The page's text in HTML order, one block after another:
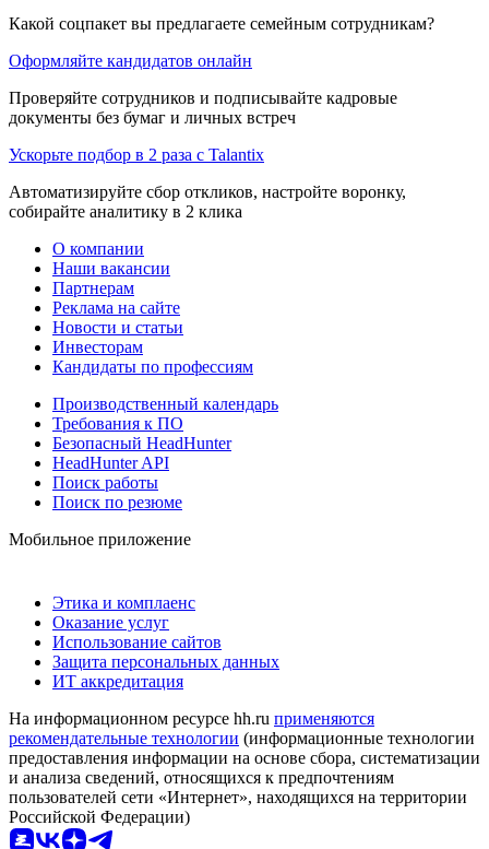
Какой соцпакет вы предлагаете семейным сотрудникам?
Оформляйте кандидатов онлайн
Проверяйте сотрудников и подписывайте кадровые
документы без бумаг и личных встреч
Ускорьте подбор в 2 раза с Talantix
Автоматизируйте сбор откликов, настройте воронку,
собирайте аналитику в 2 клика
О компании
Наши вакансии
Партнерам
Реклама на сайте
Новости и статьи
Инвесторам
Кандидаты по профессиям
Производственный календарь
Требования к ПО
Безопасный HeadHunter
HeadHunter API
Поиск работы
Поиск по резюме
Мобильное приложение
Этика и комплаенс
Оказание услуг
Использование сайтов
Защита персональных данных
ИТ аккредитация
На информационном ресурсе hh.ru применяются
рекомендательные технологии (информационные технологии
предоставления информации на основе сбора, систематизации
и анализа сведений, относящихся к предпочтениям
пользователей сети «Интернет», находящихся на территории
Российской Федерации)